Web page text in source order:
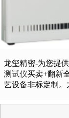
龙玺精密-为您提
测试仪买卖+翻新
艺设备非标定制。